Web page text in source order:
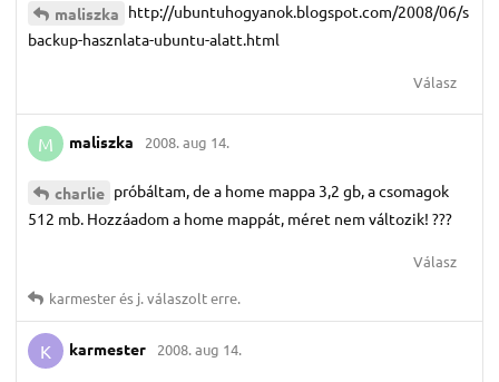
maliszka http://ubuntuhogyanok.blogspot.com/2008/06/s
backup-hasznlata-ubuntu-alatt.html
Válasz
M maliszka 2008. aug 14.
charlie próbáltam, de a home mappa 3,2 gb, a csomagok
512 mb. Hozzáadom a home mappát, méret nem változik! ???
Válasz
karmesterés j.​válaszolt erre.
K karmester 2008. aug 14.